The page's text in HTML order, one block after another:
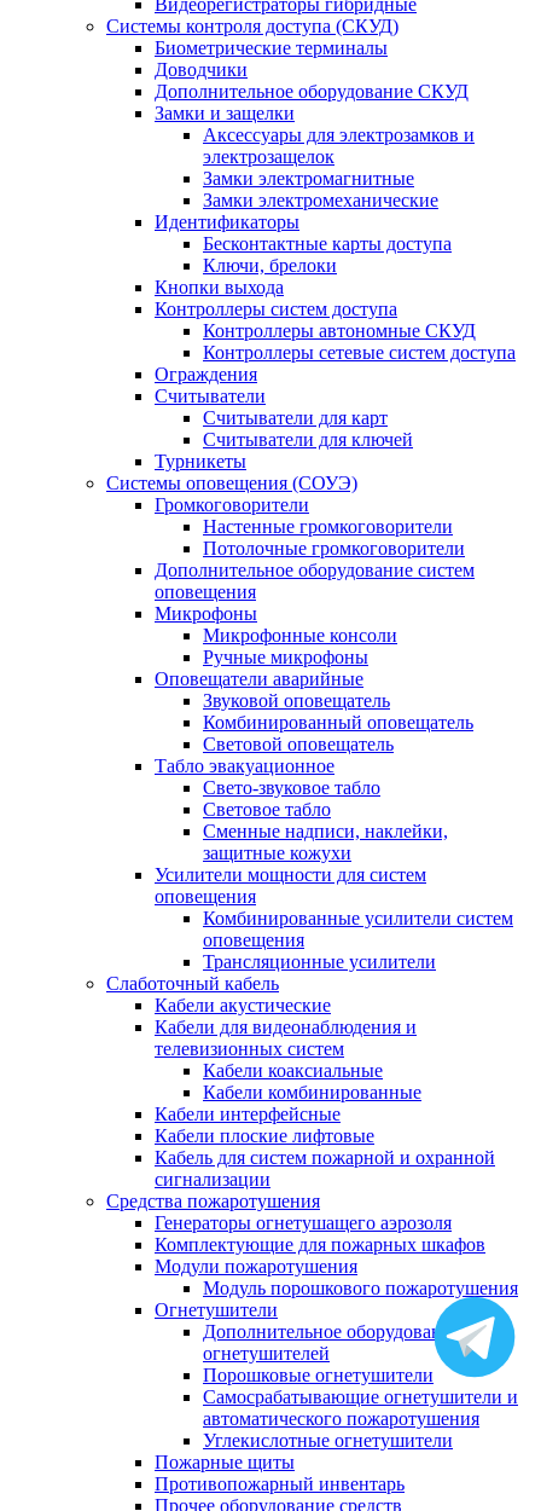
Видеорегистраторы гибридные
Системы контроля доступа (СКУД)
Биометрические терминалы
Доводчики
Дополнительное оборудование СКУД
Замки и защелки
Аксессуары для электрозамков и
электрозащелок
Замки электромагнитные
Замки электромеханические
Идентификаторы
Бесконтактные карты доступа
Ключи, брелоки
Кнопки выхода
Контроллеры систем доступа
Контроллеры автономные СКУД
Контроллеры сетевые систем доступа
Ограждения
Считыватели
Считыватели для карт
Считыватели для ключей
Турникеты
Системы оповещения (СОУЭ)
Громкоговорители
Настенные громкоговорители
Потолочные громкоговорители
Дополнительное оборудование систем
оповещения
Микрофоны
Микрофонные консоли
Ручные микрофоны
Оповещатели аварийные
Звуковой оповещатель
Комбинированный оповещатель
Световой оповещатель
Табло эвакуационное
Свето-звуковое табло
Световое табло
Сменные надписи, наклейки,
защитные кожухи
Усилители мощности для систем
оповещения
Комбинированные усилители систем
оповещения
Трансляционные усилители
Слаботочный кабель
Кабели акустические
Кабели для видеонаблюдения и
телевизионных систем
Кабели коаксиальные
Кабели комбинированные
Кабели интерфейсные
Кабели плоские лифтовые
Кабель для систем пожарной и охранной
сигнализации
Средства пожаротушения
Генераторы огнетушащего аэрозоля
Комплектующие для пожарных шкафов
Модули пожаротушения
Модуль порошкового пожаротушения
Огнетушители
Дополнительное оборудование для
огнетушителей
Порошковые огнетушители
Самосрабатывающие огнетушители и
автоматического пожаротушения
Углекислотные огнетушители
Пожарные щиты
Противопожарный инвентарь
Прочее оборудование средств